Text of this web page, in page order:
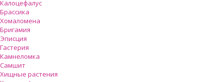
Калоцефалус
Брассика
Хомаломена
Бригамия
Эписция
Гастерия
Камнеломка
Самшит
Хищные растения